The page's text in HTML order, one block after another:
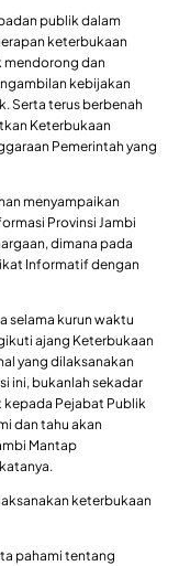
publik dalam
keterbukaan
mendorong dan
kebijakan
Serta terus berbenah
Keterbukaan
Pemerintah yang
menyampaikan
Provinsi Jambi
dimana pada
Informatif dengan
selama kurun waktu
ajang Keterbukaan
yang dilaksanakan
ini, bukanlah sekadar
Pejabat Publik
dan tahu akan
Mantap
keterbukaan
pahami tentang